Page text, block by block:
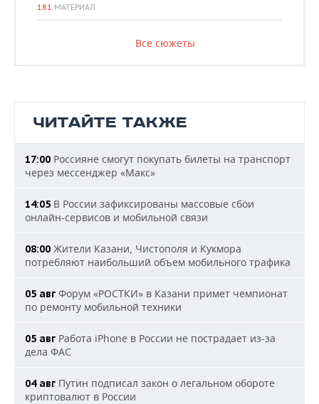
181 МАТЕРИАЛ
Все сюжеты
ЧИТАЙТЕ ТАКЖЕ
17:00 Россияне смогут покупать билеты на транспорт
через мессенджер «Макс»
14:05 В России зафиксированы массовые сбои
онлайн-сервисов и мобильной связи
08:00 Жители Казани, Чистополя и Кукмора
потребляют наибольший объем мобильного трафика
05 авг Форум «РОСТКИ» в Казани примет чемпионат
по ремонту мобильной техники
05 авг Работа iPhone в России не пострадает из-за
дела ФАС
04 авг Путин подписал закон о легальном обороте
криптовалют в России